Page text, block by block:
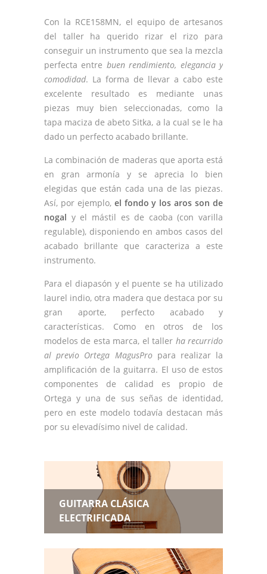
Con la RCE158MN, el equipo de artesanos
del taller ha querido rizar el rizo para
conseguir un instrumento que sea la mezcla
perfecta entre buen rendimiento, elegancia y
comodidad. La forma de llevar a cabo este
excelente resultado es mediante unas
piezas muy bien seleccionadas, como la
tapa maciza de abeto Sitka, a la cual se le ha
dado un perfecto acabado brillante.
La combinación de maderas que aporta está
en gran armonía y se aprecia lo bien
elegidas que están cada una de las piezas.
Así, por ejemplo, el fondo y los aros son de
nogal y el mástil es de caoba (con varilla
regulable), disponiendo en ambos casos del
acabado brillante que caracteriza a este
instrumento.
Para el diapasón y el puente se ha utilizado
laurel indio, otra madera que destaca por su
gran aporte, perfecto acabado y
características. Como en otros de los
modelos de esta marca, el taller ha recurrido
al previo Ortega MagusPro para realizar la
amplificación de la guitarra. El uso de estos
componentes de calidad es propio de
Ortega y una de sus señas de identidad,
pero en este modelo todavía destacan más
por su elevadísimo nivel de calidad.
GUITARRA CLÁSICA
ELECTRIFICADA